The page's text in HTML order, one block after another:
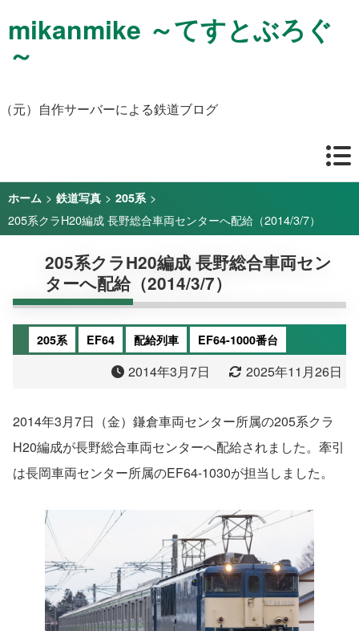
mikanmike ～てすとぶろぐ
～
（元）自作サーバーによる鉄道ブログ
ホーム > 鉄道写真 > 205系 >
205系クラH20編成 長野総合車両センターへ配給（2014/3/7）
205系クラH20編成 長野総合車両セン
ターへ配給（2014/3/7）
205系 EF64 配給列車 EF64-1000番台
2014年3月7日 2025年11月26日
2014年3月7日（金）鎌倉車両センター所属の205系クラ
H20編成が長野総合車両センターへ配給されました。牽引
は長岡車両センター所属のEF64-1030が担当しました。